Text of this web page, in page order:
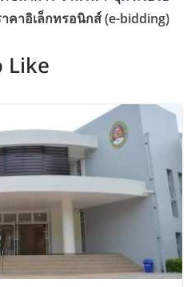
คาอิเล็กทรอนิกส์ (e-bidding)
Like